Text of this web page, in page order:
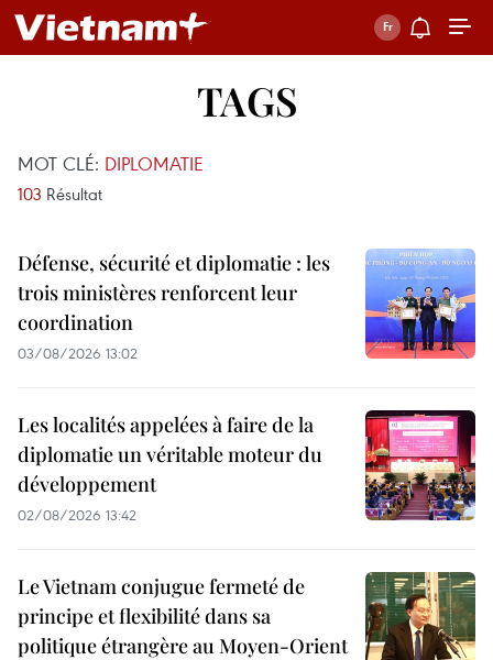
TAGS
MOT CLÉ: DIPLOMATIE
103 Résultat
Défense, sécurité et diplomatie : les
trois ministères renforcent leur
coordination
03/08/2026 13:02
Les localités appelées à faire de la
diplomatie un véritable moteur du
développement
02/08/2026 13:42
Le Vietnam conjugue fermeté de
principe et flexibilité dans sa
politique étrangère au Moyen-Orient